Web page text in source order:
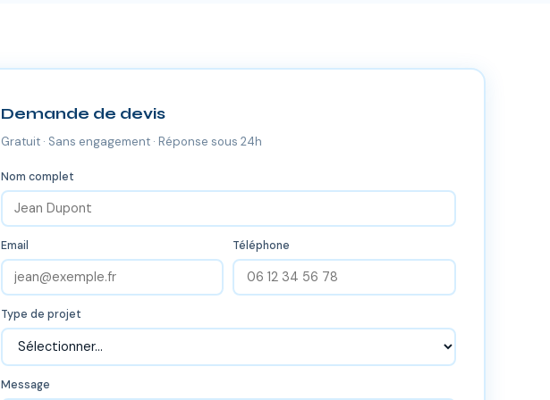
Demande de devis
Gratuit · Sans engagement · Réponse sous 24h
Nom complet
Email Téléphone
Type de projet
Message